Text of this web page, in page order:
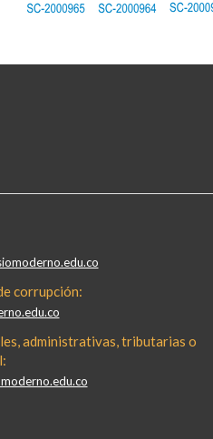
corrupción:
administrativas, tributarias o